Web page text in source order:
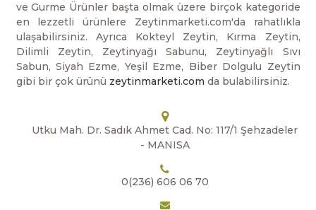
ve Gurme Ürünler başta olmak üzere birçok kategoride
en lezzetli ürünlere Zeytinmarketi.com'da rahatlıkla
ulaşabilirsiniz. Ayrıca Kokteyl Zeytin, Kırma Zeytin,
Dilimli Zeytin, Zeytinyağı Sabunu, Zeytinyağlı Sıvı
Sabun, Siyah Ezme, Yeşil Ezme, Biber Dolgulu Zeytin
gibi bir çok ürünü zeytinmarketi.com da bulabilirsiniz.
Utku Mah. Dr. Sadık Ahmet Cad. No: 117/1 Şehzadeler
- MANISA
0(236) 606 06 70